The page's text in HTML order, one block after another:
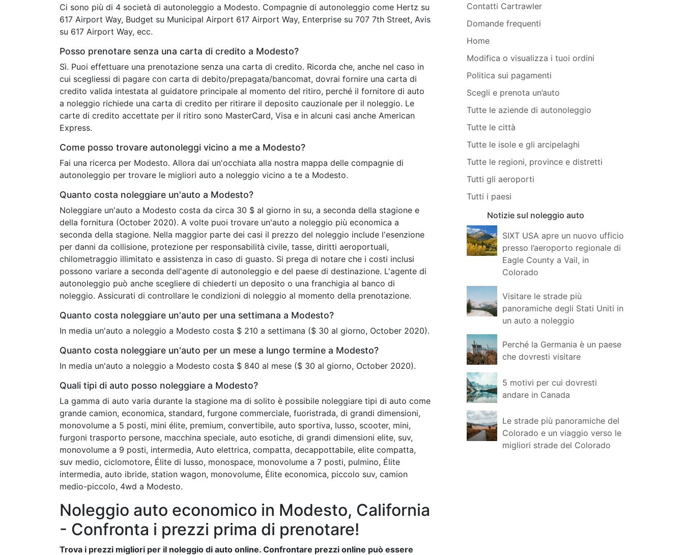
Ci sono più di 4 società di autonoleggio a Modesto. Compagnie di autonoleggio come Hertz su
617 Airport Way, Budget su Municipal Airport 617 Airport Way, Enterprise su 707 7th Street, Avis
su 617 Airport Way, ecc.
Posso prenotare senza una carta di credito a Modesto?
Sì. Puoi effettuare una prenotazione senza una carta di credito. Ricorda che, anche nel caso in
cui scegliessi di pagare con carta di debito/prepagata/bancomat, dovrai fornire una carta di
credito valida intestata al guidatore principale al momento del ritiro, perché il fornitore di auto
a noleggio richiede una carta di credito per ritirare il deposito cauzionale per il noleggio. Le
carte di credito accettate per il ritiro sono MasterCard, Visa e in alcuni casi anche American
Express.
Come posso trovare autonoleggi vicino a me a Modesto?
Fai una ricerca per Modesto. Allora dai un'occhiata alla nostra mappa delle compagnie di
autonoleggio per trovare le migliori auto a noleggio vicino a te a Modesto.
Quanto costa noleggiare un'auto a Modesto?
Noleggiare un'auto a Modesto costa da circa 30 $ al giorno in su, a seconda della stagione e
della fornitura (October 2020). A volte puoi trovare un'auto a noleggio più economica a
seconda della stagione. Nella maggior parte dei casi il prezzo del noleggio include l'esenzione
per danni da collisione, protezione per responsabilità civile, tasse, diritti aeroportuali,
chilometraggio illimitato e assistenza in caso di guasto. Si prega di notare che i costi inclusi
possono variare a seconda dell'agente di autonoleggio e del paese di destinazione. L'agente di
autonoleggio può anche scegliere di chiederti un deposito o una franchigia al banco di
noleggio. Assicurati di controllare le condizioni di noleggio al momento della prenotazione.
Quanto costa noleggiare un'auto per una settimana a Modesto?
In media un'auto a noleggio a Modesto costa $ 210 a settimana ($ 30 al giorno, October 2020).
Quanto costa noleggiare un'auto per un mese a lungo termine a Modesto?
In media un'auto a noleggio a Modesto costa $ 840 al mese ($ 30 al giorno, October 2020).
Quali tipi di auto posso noleggiare a Modesto?
La gamma di auto varia durante la stagione ma di solito è possibile noleggiare tipi di auto come
grande camion, economica, standard, furgone commerciale, fuoristrada, di grandi dimensioni,
monovolume a 5 posti, mini élite, premium, convertibile, auto sportiva, lusso, scooter, mini,
furgoni trasporto persone, macchina speciale, auto esotiche, di grandi dimensioni elite, suv,
monovolume a 9 posti, intermedia, Auto elettrica, compatta, decappottabile, elite compatta,
suv medio, ciclomotore, Élite di lusso, monospace, monovolume a 7 posti, pulmino, Élite
intermedia, auto ibride, station wagon, monovolume, Élite economica, piccolo suv, camion
medio-piccolo, 4wd a Modesto.
Noleggio auto economico in Modesto, California
- Confronta i prezzi prima di prenotare!
Trova i prezzi migliori per il noleggio di auto online. Confrontare prezzi online può essere
Contatti Cartrawler
Domande frequenti
Home
Modifica o visualizza i tuoi ordini
Politica sui pagamenti
Scegli e prenota un’auto
Tutte le aziende di autonoleggio
Tutte le città
Tutte le isole e gli arcipelaghi
Tutte le regioni, province e distretti
Tutti gli aeroporti
Tutti i paesi
Notizie sul noleggio auto
SIXT USA apre un nuovo ufficio
presso l’aeroporto regionale di
Eagle County a Vail, in
Colorado
Visitare le strade più
panoramiche degli Stati Uniti in
un auto a noleggio
Perché la Germania è un paese
che dovresti visitare
5 motivi per cui dovresti
andare in Canada
Le strade più panoramiche del
Colorado e un viaggio verso le
migliori strade del Colorado